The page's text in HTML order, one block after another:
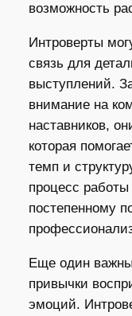
возможность
Интроверты
связь для
выступлений.
внимание на
наставников,
которая
темп и
процесс
постепенному
Еще один
привычки
эмоций.